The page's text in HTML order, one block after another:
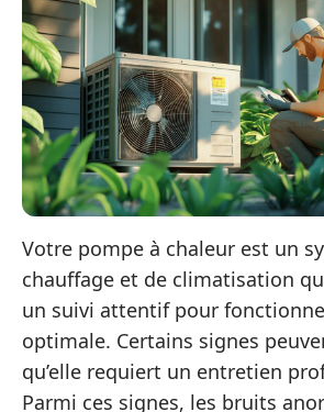
Votre pompe à chaleur est un
chauffage et de climatisation
un suivi attentif pour
optimale. Certains signes
qu’elle requiert un entretien
Parmi ces signes, les bruits